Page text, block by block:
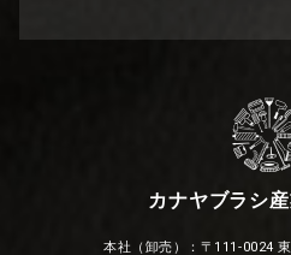
カナヤブラシ
本社（卸売）：〒111-0024